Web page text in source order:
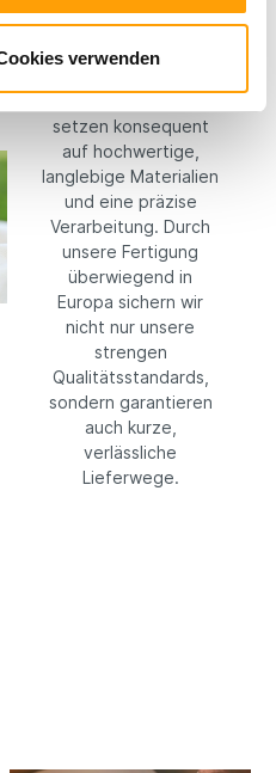
verwenden
Bei RICOSTA machen
setzen konsequent
auf hochwertige,
langlebige Materialien
und eine präzise
Verarbeitung. Durch
unsere Fertigung
überwiegend in
Europa sichern wir
nicht nur unsere
strengen
Qualitätsstandards,
sondern garantieren
auch kurze,
verlässliche
Lieferwege.